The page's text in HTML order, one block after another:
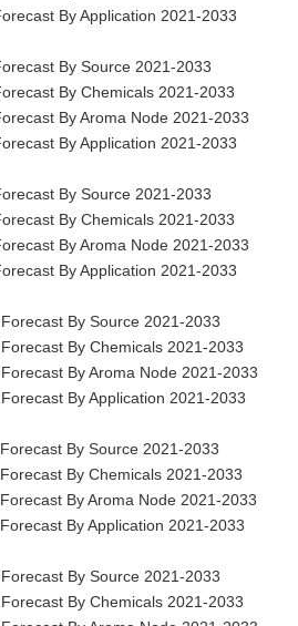
By Application 2021-2033
By Source 2021-2033
By Chemicals 2021-2033
By Aroma Node 2021-2033
By Application 2021-2033
By Source 2021-2033
By Chemicals 2021-2033
By Aroma Node 2021-2033
By Application 2021-2033
By Source 2021-2033
By Chemicals 2021-2033
By Aroma Node 2021-2033
By Application 2021-2033
By Source 2021-2033
By Chemicals 2021-2033
By Aroma Node 2021-2033
By Application 2021-2033
By Source 2021-2033
By Chemicals 2021-2033